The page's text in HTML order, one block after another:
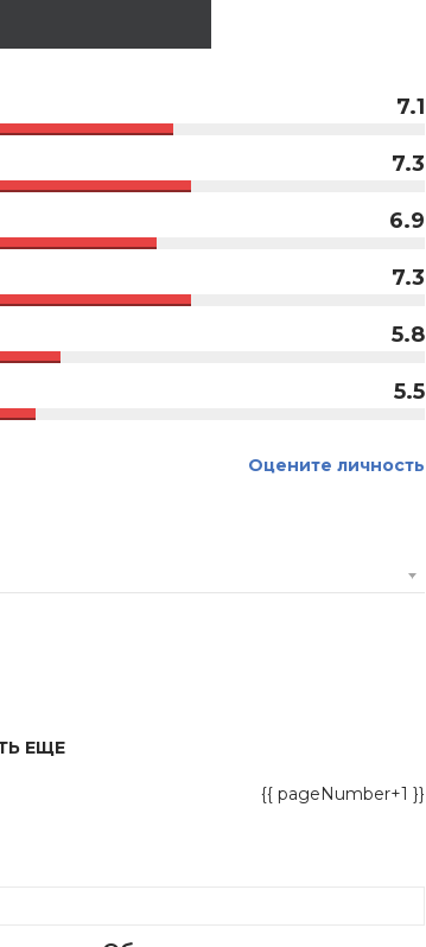
7.1
7.3
6.9
7.3
5.8
5.5
Оцените личность
ЕЩЕ
{{ pageNumber+1 }}